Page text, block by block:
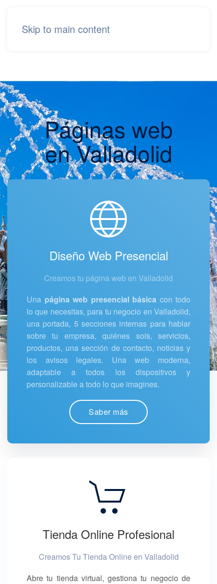
Skip to main content
Páginas web
en Valladolid
Diseño Web Presencial
Creamos tu página web en Valladolid
Una página web presencial básica con todo
lo que necesitas, para tu negocio en Valladolid,
una portada, 5 secciones internas para hablar
sobre tu empresa, quiénes sois, servicios,
productos, una sección de contacto, noticias y
los avisos legales. Una web moderna,
adaptable a todos los dispositivos y
personalizable a todo lo que imagines.
Saber más
Tienda Online Profesional
Creamos Tu Tienda Online en Valladolid
Abre tu tienda virtual, gestiona tu negocio de